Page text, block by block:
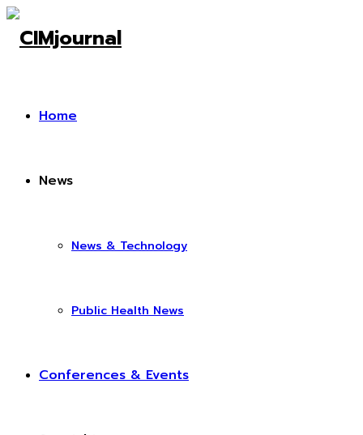
Home
News
News & Technology
Public Health News
Conferences & Events